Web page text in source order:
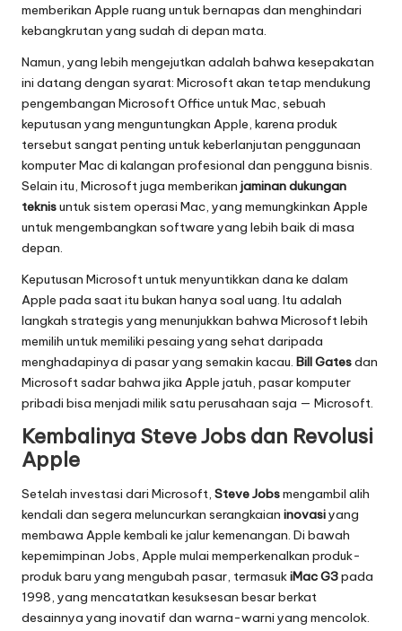
memberikan Apple ruang untuk bernapas dan menghindari
kebangkrutan yang sudah di depan mata.
Namun, yang lebih mengejutkan adalah bahwa kesepakatan
ini datang dengan syarat: Microsoft akan tetap mendukung
pengembangan Microsoft Office untuk Mac, sebuah
keputusan yang menguntungkan Apple, karena produk
tersebut sangat penting untuk keberlanjutan penggunaan
komputer Mac di kalangan profesional dan pengguna bisnis.
Selain itu, Microsoft juga memberikan jaminan dukungan
teknisuntuk sistem operasi Mac, yang memungkinkan Apple
untuk mengembangkan software yang lebih baik di masa
depan.
Keputusan Microsoft untuk menyuntikkan dana ke dalam
Apple pada saat itu bukan hanya soal uang. Itu adalah
langkah strategis yang menunjukkan bahwa Microsoft lebih
memilih untuk memiliki pesaing yang sehat daripada
menghadapinya di pasar yang semakin kacau. Bill Gatesdan
Microsoft sadar bahwa jika Apple jatuh, pasar komputer
pribadi bisa menjadi milik satu perusahaan saja — Microsoft.
Kembalinya Steve Jobs dan Revolusi
Apple
Setelah investasi dari Microsoft, Steve Jobsmengambil alih
kendali dan segera meluncurkan serangkaian inovasiyang
membawa Apple kembali ke jalur kemenangan. Di bawah
kepemimpinan Jobs, Apple mulai memperkenalkan produk-
produk baru yang mengubah pasar, termasukiMac G3pada
1998, yang mencatatkan kesuksesan besar berkat
desainnya yang inovatif dan warna-warni yang mencolok.